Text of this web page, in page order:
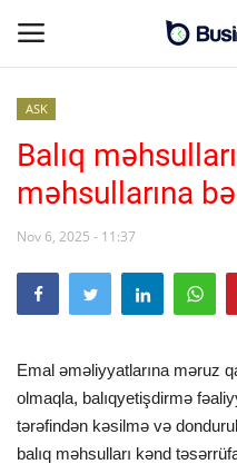
Əsas səhifə
Əlaqə
SƏNAYE-İNFRASTRUKTUR
CƏMİYYƏT
ENERGETİKA
ASK
Balıq
məhsullarına
Nov 6, 2025 - 11:37
Emal əməliyyatlarına məruz
olmaqla, balıqyetişdirmə
tərəfindən kəsilmə və
balıq məhsulları kənd